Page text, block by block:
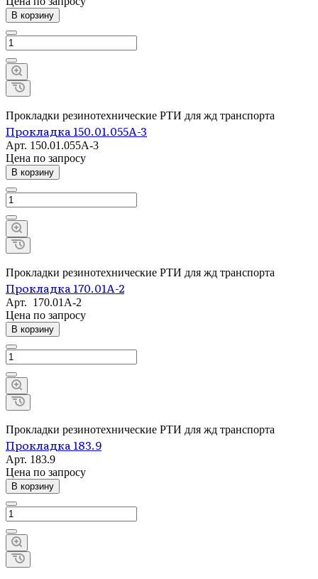
В корзину
Прокладки резинотехнические РТИ для жд транспорта
Прокладка 150.01.055А-3
Арт. 150.01.055А-3
Цена по запросу
В корзину
Прокладки резинотехнические РТИ для жд транспорта
Прокладка 170.01А-2
Арт. 170.01А-2
Цена по запросу
В корзину
Прокладки резинотехнические РТИ для жд транспорта
Прокладка 183.9
Арт. 183.9
Цена по запросу
В корзину